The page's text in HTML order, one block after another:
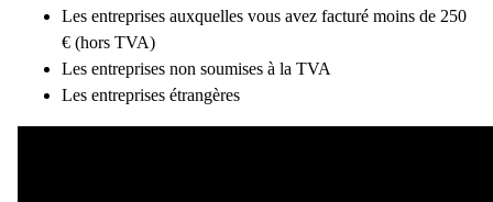
Les entreprises auxquelles vous avez facturé moins de 250
€ (hors TVA)
Les entreprises non soumises à la TVA
Les entreprises étrangères